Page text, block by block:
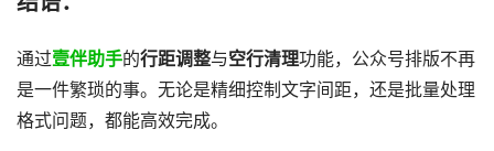
通过壹伴助手的行距调整与空行清理功能，公众号排版不再
是一件繁琐的事。无论是精细控制文字间距，还是批量处理
格式问题，都能高效完成。